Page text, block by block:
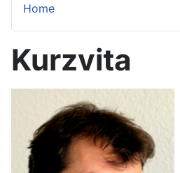
Home
Kurzvita